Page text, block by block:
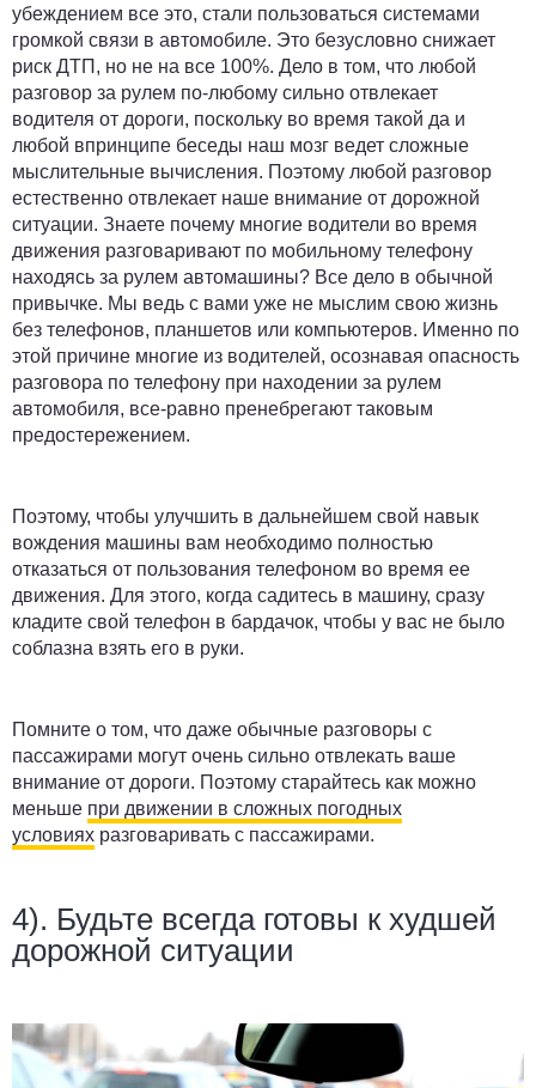
убеждением все это, стали пользоваться системами
громкой связи в автомобиле. Это безусловно снижает
риск ДТП, но не на все 100%. Дело в том, что любой
разговор за рулем по-любому сильно отвлекает
водителя от дороги, поскольку во время такой да и
любой впринципе беседы наш мозг ведет сложные
мыслительные вычисления. Поэтому любой разговор
естественно отвлекает наше внимание от дорожной
ситуации. Знаете почему многие водители во время
движения разговаривают по мобильному телефону
находясь за рулем автомашины? Все дело в обычной
привычке. Мы ведь с вами уже не мыслим свою жизнь
без телефонов, планшетов или компьютеров. Именно по
этой причине многие из водителей, осознавая опасность
разговора по телефону при находении за рулем
автомобиля, все-равно пренебрегают таковым
предостережением.
Поэтому, чтобы улучшить в дальнейшем свой навык
вождения машины вам необходимо полностью
отказаться от пользования телефоном во время ее
движения. Для этого, когда садитесь в машину, сразу
кладите свой телефон в бардачок, чтобы у вас не было
соблазна взять его в руки.
Помните о том, что даже обычные разговоры с
пассажирами могут очень сильно отвлекать ваше
внимание от дороги. Поэтому старайтесь как можно
меньше при движении в сложных погодных
условиях разговаривать с пассажирами.
4). Будьте всегда готовы к худшей
дорожной ситуации